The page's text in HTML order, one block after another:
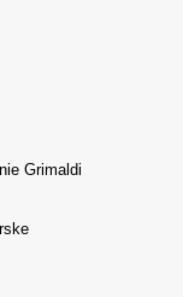
Grimaldi